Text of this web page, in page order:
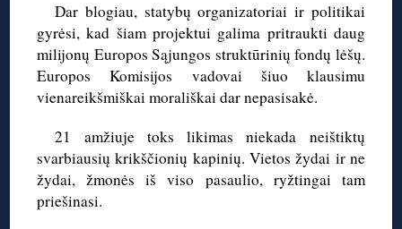
Dar blogiau, statybų organizatoriai ir politikai
gyrėsi, kad šiam projektui galima pritraukti daug
milijonų Europos Sąjungos struktūrinių fondų lėšų.
Europos Komisijos vadovai šiuo klausimu
vienareikšmiškai morališkai dar nepasisakė.
21 amžiuje toks likimas niekada neištiktų
svarbiausių krikščionių kapinių. Vietos žydai ir ne
žydai, žmonės iš viso pasaulio, ryžtingai tam
priešinasi.